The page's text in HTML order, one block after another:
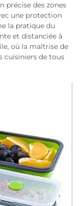
précise des zones
une protection
la pratique du
et distanciée à
où la maîtrise de
cuisiniers de tous